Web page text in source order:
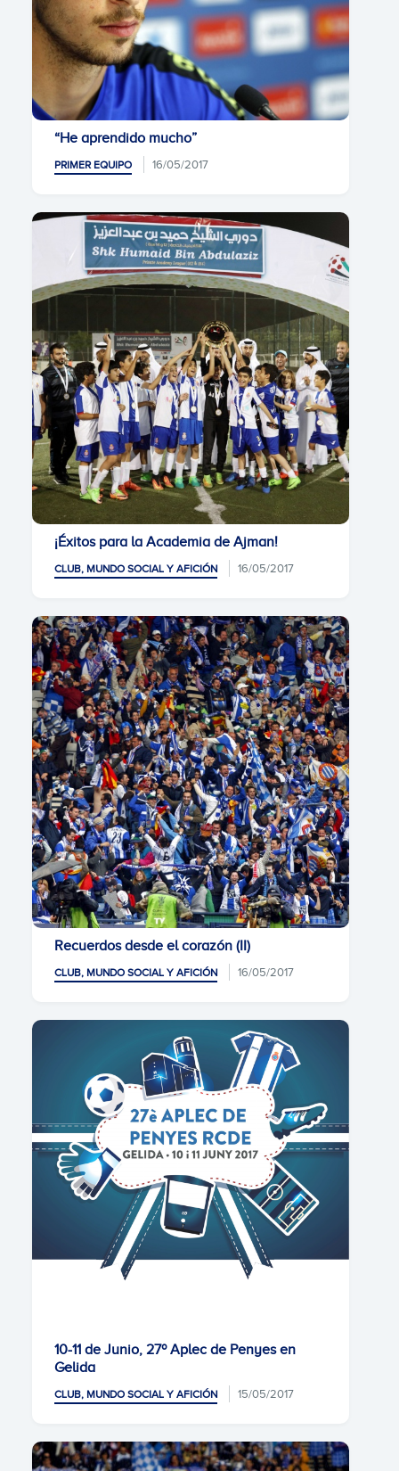
“He aprendido mucho”
PRIMER EQUIPO 16/05/2017
¡Éxitos para la Academia de Ajman!
CLUB, MUNDO SOCIAL Y AFICIÓN 16/05/2017
Recuerdos desde el corazón (II)
CLUB, MUNDO SOCIAL Y AFICIÓN 16/05/2017
10-11 de Junio, 27º Aplec de Penyes en
Gelida
CLUB, MUNDO SOCIAL Y AFICIÓN 15/05/2017